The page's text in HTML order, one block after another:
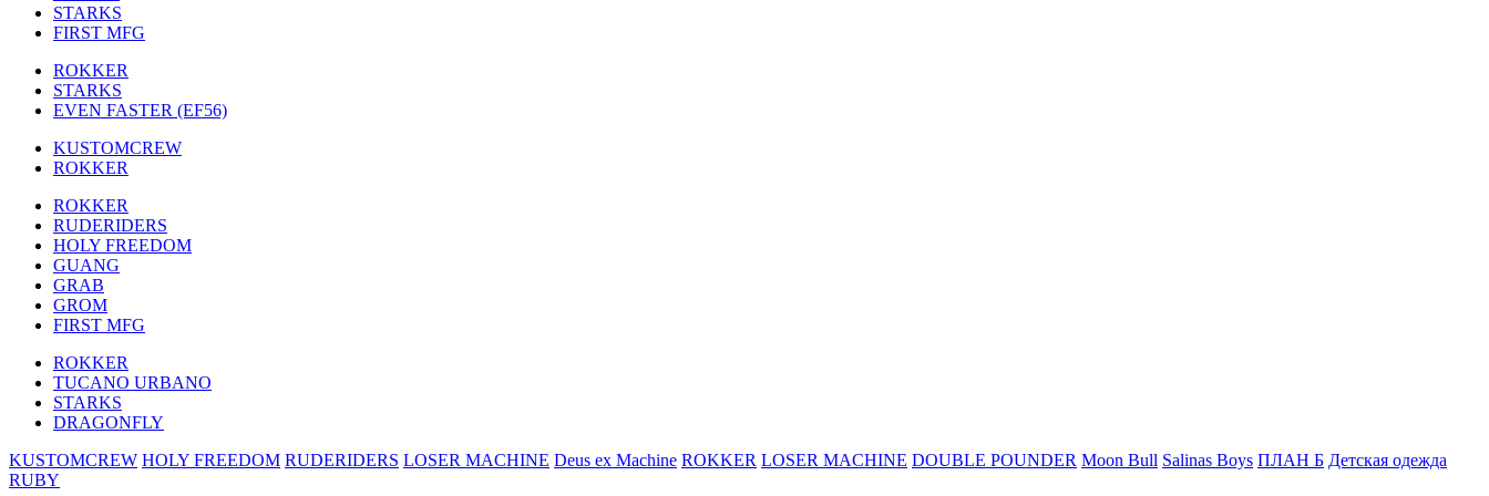
STARKS
FIRST MFG
ROKKER
STARKS
EVEN FASTER (EF56)
KUSTOMCREW
ROKKER
ROKKER
RUDERIDERS
HOLY FREEDOM
GUANG
GRAB
GROM
FIRST MFG
ROKKER
TUCANO URBANO
STARKS
DRAGONFLY
KUSTOMCREW HOLY FREEDOM RUDERIDERS LOSER MACHINE Deus ex Machine ROKKER LOSER MACHINE DOUBLE POUNDER Moon Bull Salinas Boys ПЛАН Б Детская одежда
RUBY